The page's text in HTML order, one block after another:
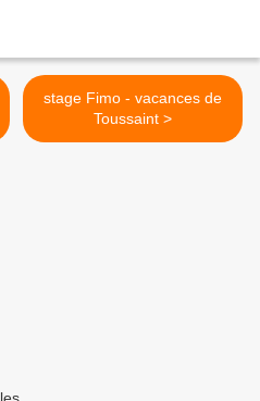
stage Fimo - vacances de
Toussaint >